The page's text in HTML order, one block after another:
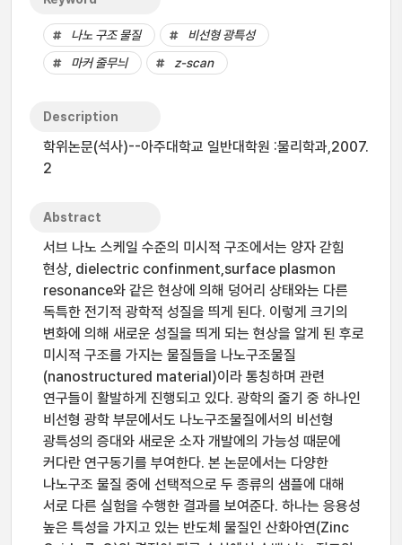
나노 구조 물질
비선형 광특성
마커 줄무늬
z-scan
Description
학위논문(석사)--아주대학교 일반대학원 :물리학과,2007.
2
Abstract
서브 나노 스케일 수준의 미시적 구조에서는 양자 갇힘
현상, dielectric confinment,surface plasmon
resonance와 같은 현상에 의해 덩어리 상태와는 다른
독특한 전기적 광학적 성질을 띄게 된다. 이렇게 크기의
변화에 의해 새로운 성질을 띄게 되는 현상을 알게 된 후로
미시적 구조를 가지는 물질들을 나노구조물질
(nanostructured material)이라 통칭하며 관련
연구들이 활발하게 진행되고 있다. 광학의 줄기 중 하나인
비선형 광학 부문에서도 나노구조물질에서의 비선형
광특성의 증대와 새로운 소자 개발에의 가능성 때문에
커다란 연구동기를 부여한다. 본 논문에서는 다양한
나노구조 물질 중에 선택적으로 두 종류의 샘플에 대해
서로 다른 실험을 수행한 결과를 보여준다. 하나는 응용성
높은 특성을 가지고 있는 반도체 물질인 산화아연(Zinc